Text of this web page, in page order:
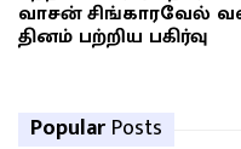
வாசன் சிங்காரவேல்
தினம் பற்றிய பகிர்வு
Popular Posts